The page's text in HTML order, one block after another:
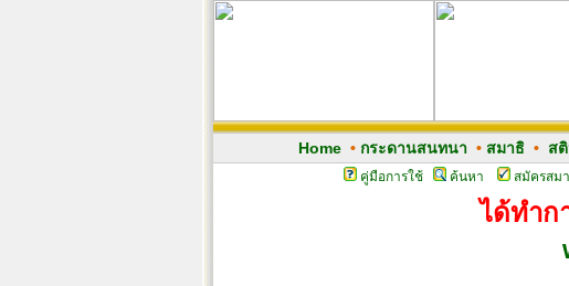
Home• กระดานสนทนา • สมาธิ• ส
คู่มือการใช้ ค้นหา สมัครสม
ได้ทำก